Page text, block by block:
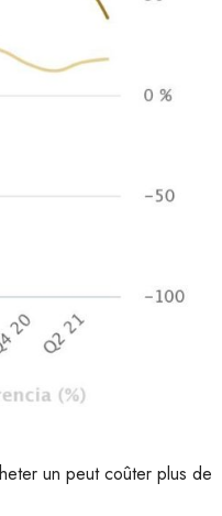
un peut coûter plus de